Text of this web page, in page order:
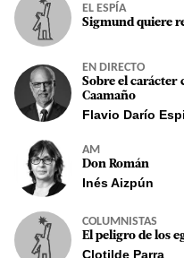
EL ESPÍA
Sigmund quiere
EN DIRECTO
Sobre el carácter
Caamaño
Flavio Darío
AM
Don Román
Inés Aizpún
COLUMNISTAS
El peligro de los
Clotilde Parra